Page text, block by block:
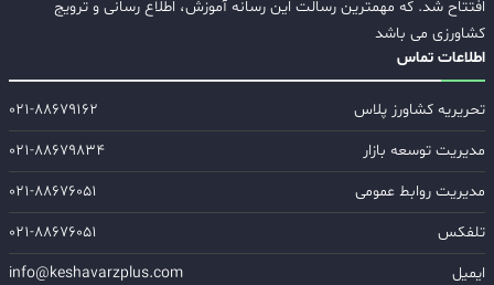
افتتاح شد. که مهمترین رسالت این رسانه آموزش، اطلاع رسانی و ترویج
کشاورزی می باشد
اطلاعات تماس
تحریریه کشاورز پلاس
۰۲۱-۸۸۶۷۹۱۶۲
مدیریت توسعه بازار
۰۲۱-۸۸۶۷۹۸۳۴
مدیریت روابط عمومی
۰۲۱-۸۸۶۷۶۰۵۱
تلفکس
۰۲۱-۸۸۶۷۶۰۵۱
ایمیل
info@keshavarzplus.com